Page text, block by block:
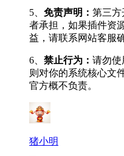
5、 免责声明： 第三方
者承担，如果插件资
益，请联系网站客服
6、 禁止行为： 请勿使
则对你的系统核心文
官方概不负责。
猪小明